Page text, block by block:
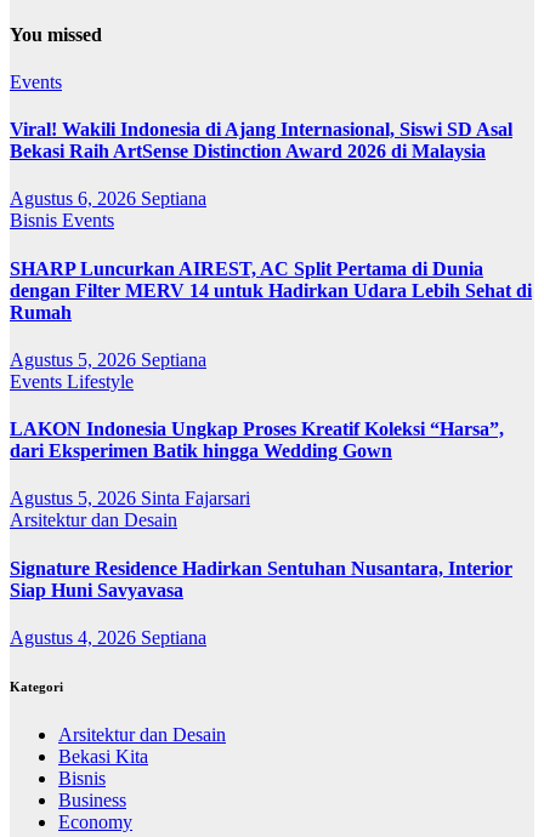
You missed
Events
Viral! Wakili Indonesia di Ajang Internasional, Siswi SD Asal
Bekasi Raih ArtSense Distinction Award 2026 di Malaysia
Agustus 6, 2026 Septiana
Bisnis Events
SHARP Luncurkan AIREST, AC Split Pertama di Dunia
dengan Filter MERV 14 untuk Hadirkan Udara Lebih Sehat di
Rumah
Agustus 5, 2026 Septiana
Events Lifestyle
LAKON Indonesia Ungkap Proses Kreatif Koleksi “Harsa”,
dari Eksperimen Batik hingga Wedding Gown
Agustus 5, 2026 Sinta Fajarsari
Arsitektur dan Desain
Signature Residence Hadirkan Sentuhan Nusantara, Interior
Siap Huni Savyavasa
Agustus 4, 2026 Septiana
Kategori
Arsitektur dan Desain
Bekasi Kita
Bisnis
Business
Economy